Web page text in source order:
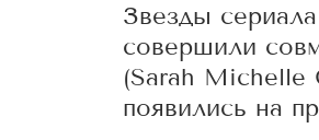
Звезды
совершили
(Sarah Michelle
появились на